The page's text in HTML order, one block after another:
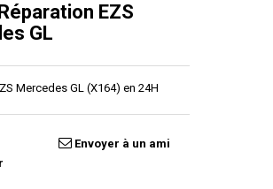
EZS
GL
Mercedes GL (X164) en 24H
Envoyer à un ami